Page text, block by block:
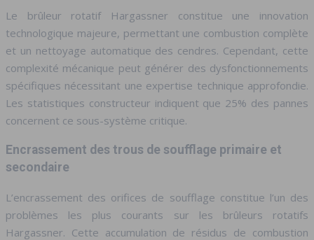
Le brûleur rotatif Hargassner constitue une innovation
technologique majeure, permettant une combustion complète
et un nettoyage automatique des cendres. Cependant, cette
complexité mécanique peut générer des dysfonctionnements
spécifiques nécessitant une expertise technique approfondie.
Les statistiques constructeur indiquent que 25% des pannes
concernent ce sous-système critique.
Encrassement des trous de soufflage primaire et
secondaire
L’encrassement des orifices de soufflage constitue l’un des
problèmes les plus courants sur les brûleurs rotatifs
Hargassner. Cette accumulation de résidus de combustion